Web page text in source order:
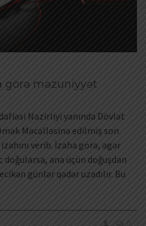
görə məzuniyyət
Nazirliyi yanında Dövlət
Məcəlləsinə edilmiş son
verib. İzaha görə, əgər
ana üçün doğuşdan
günlər qədər uzadılır. Bu
0